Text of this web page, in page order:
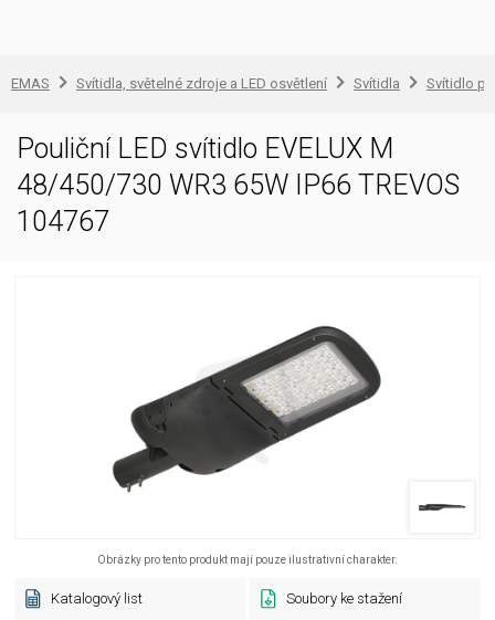
EMAS Svítidla, světelné zdroje a LED osvětlení Svítidla Svítidlo
Pouliční LED svítidlo EVELUX M
48/450/730 WR3 65W IP66 TREVOS
104767
Obrázky pro tento produkt mají pouze ilustrativní charakter.
Katalogový list Soubory ke stažení